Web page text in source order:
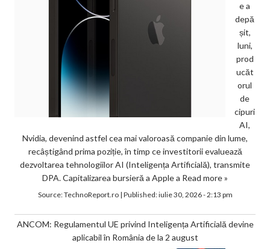
e a
depă
șit,
luni,
prod
ucăt
orul
de
cipuri
AI,
Nvidia, devenind astfel cea mai valoroasă companie din lume,
recâștigând prima poziție, în timp ce investitorii evaluează
dezvoltarea tehnologiilor AI (Inteligența Artificială), transmite
DPA. Capitalizarea bursieră a Apple a Read more »
Source:TechnoReport.ro| Published:iulie 30, 2026 - 2:13 pm
ANCOM: Regulamentul UE privind Inteligența Artificială devine
aplicabil în România de la 2 august